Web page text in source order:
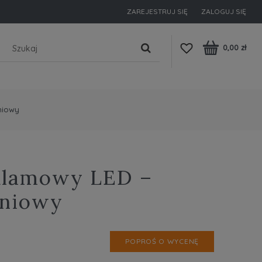
ZAREJESTRUJ SIĘ ZALOGUJ SIĘ
0,00 zł
LED –
POPROŚ O WYCENĘ